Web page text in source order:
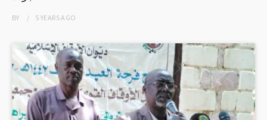
BY 5 YEARSAGO